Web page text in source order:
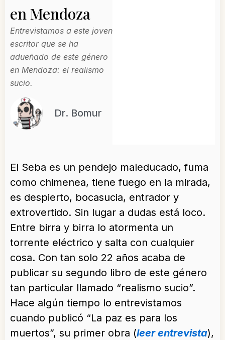
en Mendoza
Entrevistamos a este joven
escritor que se ha
adueñado de este género
en Mendoza: el realismo
sucio.
Dr. Bomur
El Seba es un pendejo maleducado, fuma
como chimenea, tiene fuego en la mirada,
es despierto, bocasucia, entrador y
extrovertido. Sin lugar a dudas está loco.
Entre birra y birra lo atormenta un
torrente eléctrico y salta con cualquier
cosa. Con tan solo 22 años acaba de
publicar su segundo libro de este género
tan particular llamado “realismo sucio”.
Hace algún tiempo lo entrevistamos
cuando publicó “La paz es para los
muertos”, su primer obra (leer entrevista),